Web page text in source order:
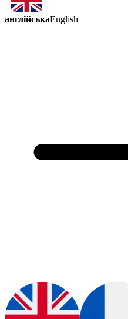
англійськаEnglish